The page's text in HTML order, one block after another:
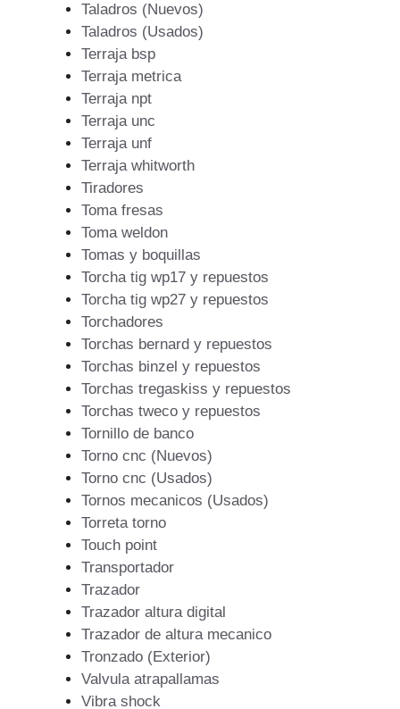
Taladros (Nuevos)
Taladros (Usados)
Terraja bsp
Terraja metrica
Terraja npt
Terraja unc
Terraja unf
Terraja whitworth
Tiradores
Toma fresas
Toma weldon
Tomas y boquillas
Torcha tig wp17 y repuestos
Torcha tig wp27 y repuestos
Torchadores
Torchas bernard y repuestos
Torchas binzel y repuestos
Torchas tregaskiss y repuestos
Torchas tweco y repuestos
Tornillo de banco
Torno cnc (Nuevos)
Torno cnc (Usados)
Tornos mecanicos (Usados)
Torreta torno
Touch point
Transportador
Trazador
Trazador altura digital
Trazador de altura mecanico
Tronzado (Exterior)
Valvula atrapallamas
Vibra shock